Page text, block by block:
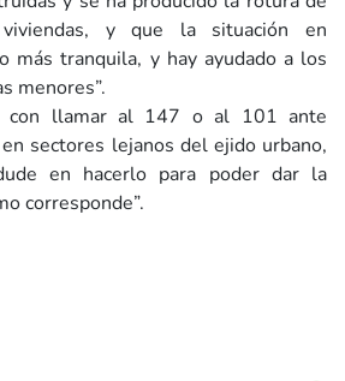
y que la situación en
más tranquila, y hay ayudado a los
menores”.
con llamar al 147 o al 101 ante
sectores lejanos del ejido urbano,
en hacerlo para poder dar la
corresponde”.